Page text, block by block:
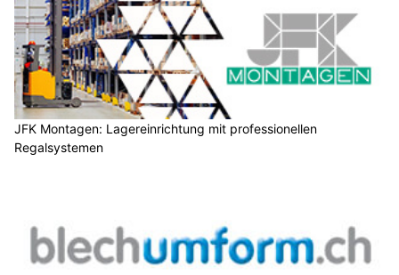
BELMOT Swiss schützt Oldtimer, Youngtimer und Klassiker
Wirtschaft zum Schützenhaus, Luzern: FCL-Treffpunkt mit bester Küche
Frauenfeld TG: Auto kracht in Tankstelle und
rammt stehenden Wagen – Frau verletzt
12.07.26
Am Samstagabend kollidierten an einer Tankstelle in
Weiterlesen